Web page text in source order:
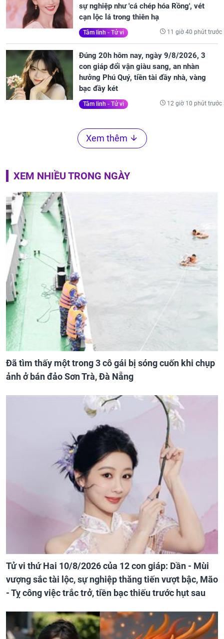
sự nghiệp như 'cá chép hóa Rồng', vét
cạn lộc lá trong thiên hạ
Tâm linh - Tử vi 11 giờ 40 phút trước
Đúng 20h hôm nay, ngày 9/8/2026, 3
con giáp đổi vận giàu sang, an nhàn
hưởng Phú Quý, tiền tài đầy nhà, vàng
bạc đầy két
Tâm linh - Tử vi 12 giờ 10 phút trước
Xem thêm
XEM NHIỀU TRONG NGÀY
Đã tìm thấy một trong 3 cô gái bị sóng cuốn khi chụp
ảnh ở bán đảo Sơn Trà, Đà Nẵng
Tử vi thứ Hai 10/8/2026 của 12 con giáp: Dần - Mùi
vượng sắc tài lộc, sự nghiệp thăng tiến vượt bậc, Mão
- Tỵ công việc trắc trở, tiền bạc thiếu trước hụt sau